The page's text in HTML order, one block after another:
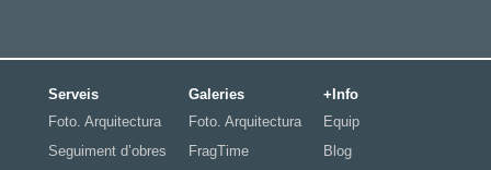
Serveis
Foto. Arquitectura
Seguiment d’obres
Galeries
Foto. Arquitectura
FragTime
+Info
Equip
Blog